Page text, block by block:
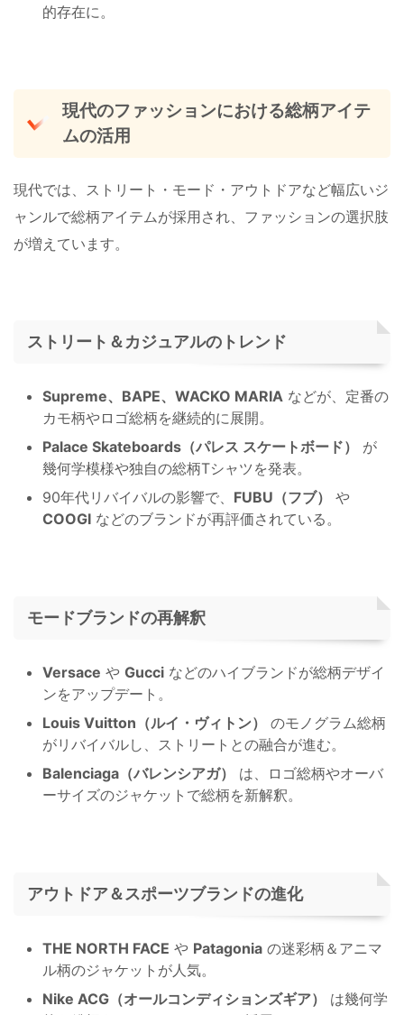
的存在に。
現代のファッションにおける総柄アイテ
ムの活用
現代では、ストリート・モード・アウトドアなど幅広いジ
ャンルで総柄アイテムが採用され、ファッションの選択肢
が増えています。
ストリート＆カジュアルのトレンド
Supreme、BAPE、WACKO MARIA などが、定番の
カモ柄やロゴ総柄を継続的に展開。
Palace Skateboards（パレス スケートボード）
が
幾何学模様や独自の総柄Tシャツを発表。
90年代リバイバルの影響で、 FUBU（フブ）
や
COOGI などのブランドが再評価されている。
モードブランドの再解釈
Versace や Gucci などのハイブランドが総柄デザイ
ンをアップデート。
Louis Vuitton（ルイ・ヴィトン）
のモノグラム総柄
がリバイバルし、ストリートとの融合が進む。
Balenciaga（バレンシアガ）
は、ロゴ総柄やオーバ
ーサイズのジャケットで総柄を新解釈。
アウトドア＆スポーツブランドの進化
THE NORTH FACE や Patagonia の迷彩柄＆アニマ
ル柄のジャケットが人気。
Nike ACG（オールコンディションズギア）
は幾何学